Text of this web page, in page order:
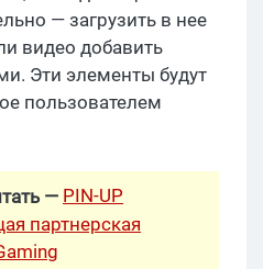
— загрузить в нее
видео добавить
Эти элементы будут
пользователем
— PIN-UP
партнерская